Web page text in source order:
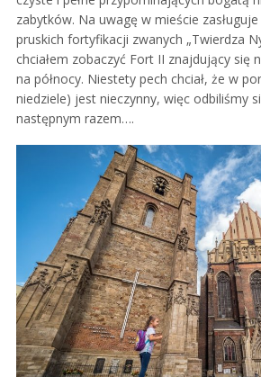
zabytków. Na uwagę w mieście
pruskich fortyfikacji zwanych „Twierdza
chciałem zobaczyć Fort II znajdujący się
na północy. Niestety pech chciał, że w
niedziele) jest nieczynny, więc odbiliśmy
następnym razem….